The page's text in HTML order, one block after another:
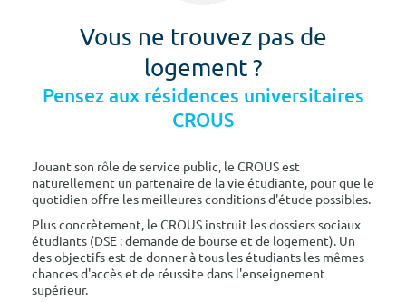
Vous ne trouvez pas de
logement ?
Pensez aux résidences universitaires
CROUS
Jouant son rôle de service public, le CROUS est
naturellement un partenaire de la vie étudiante, pour que le
quotidien offre les meilleures conditions d'étude possibles.
Plus concrètement, le CROUS instruit les dossiers sociaux
étudiants (DSE : demande de bourse et de logement). Un
des objectifs est de donner à tous les étudiants les mêmes
chances d'accès et de réussite dans l'enseignement
supérieur.